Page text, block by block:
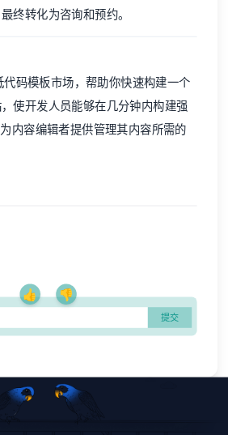
终转化为咨询和预约。
代码模板市场，帮助你快速构建一个
使开发人员能够在几分钟内构建强
内容编辑者提供管理其内容所需的
👍 👎